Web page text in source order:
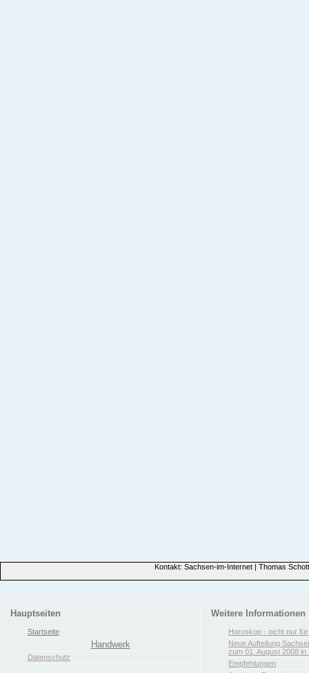
Kontakt: Sachsen-im-Internet | Thomas
Hauptseiten
Startseite
Handwerk
Datenschutz
Weitere Informationen
Horoskop - nicht nur
Neue Aufteilung
zum 01. August 2008 in
Empfehlungen